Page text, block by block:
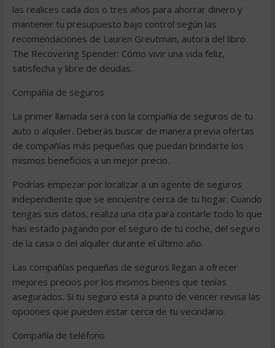
las realices cada dos o tres años para ahorrar dinero y
mantener tu presupuesto bajo control según las
recomendaciones de Lauren Greutman, autora del libro
The Recovering Spender: Cómo vivir una vida feliz,
satisfecha y libre de deudas.
Compañía de seguros
La primer llamada será con la compañía de seguros de tu
auto o alquiler. Deberás buscar de manera previa ofertas
de compañías más pequeñas que puedan brindarte los
mismos beneficios a un mejor precio.
Podrías empezar por localizar a un agente de seguros
independiente que se encuentre cerca de tu hogar. Cuando
tengas sus datos, realiza una cita para contarle todo lo que
has estado pagando por el seguro de tu coche, del seguro
de la casa o del alquiler durante el último año.
Las compañías pequeñas de seguros llegan a ofrecer
mejores precios por los mismos bienes que tenías
asegurados. Si tu seguro está a punto de vencer revisa las
opciones que pueden estar cerca de tu vecindario.
Compañía de teléfono